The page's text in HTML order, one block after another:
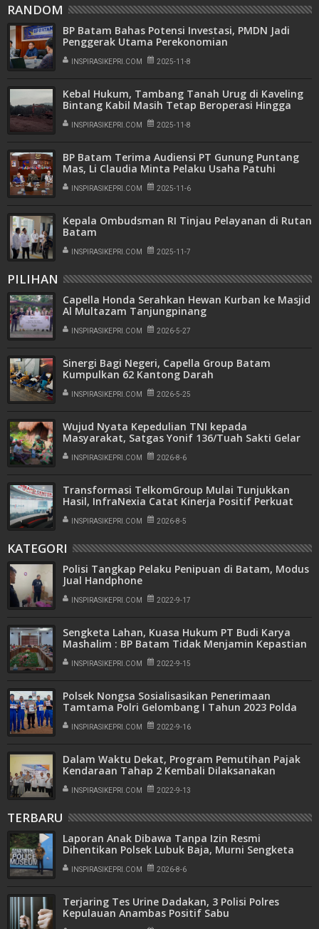
RANDOM
BP Batam Bahas Potensi Investasi, PMDN Jadi
Penggerak Utama Perekonomian
INSPIRASIKEPRI.COM 2025-11-8
Kebal Hukum, Tambang Tanah Urug di Kaveling
Bintang Kabil Masih Tetap Beroperasi Hingga
Kini
INSPIRASIKEPRI.COM 2025-11-8
BP Batam Terima Audiensi PT Gunung Puntang
Mas, Li Claudia Minta Pelaku Usaha Patuhi
Regulasi Investasi
INSPIRASIKEPRI.COM 2025-11-6
Kepala Ombudsman RI Tinjau Pelayanan di Rutan
Batam
INSPIRASIKEPRI.COM 2025-11-7
PILIHAN
Capella Honda Serahkan Hewan Kurban ke Masjid
Al Multazam Tanjungpinang
INSPIRASIKEPRI.COM 2026-5-27
Sinergi Bagi Negeri, Capella Group Batam
Kumpulkan 62 Kantong Darah
INSPIRASIKEPRI.COM 2026-5-25
Wujud Nyata Kepedulian TNI kepada
Masyarakat, Satgas Yonif 136/Tuah Sakti Gelar
Pengobatan Keliling di Kampung Kalome
INSPIRASIKEPRI.COM 2026-8-6
Transformasi TelkomGroup Mulai Tunjukkan
Hasil, InfraNexia Catat Kinerja Positif Perkuat
Infrastruktur Digital Nasional
INSPIRASIKEPRI.COM 2026-8-5
KATEGORI
Polisi Tangkap Pelaku Penipuan di Batam, Modus
Jual Handphone
INSPIRASIKEPRI.COM 2022-9-17
Sengketa Lahan, Kuasa Hukum PT Budi Karya
Mashalim : BP Batam Tidak Menjamin Kepastian
Kenyamanan Investor
INSPIRASIKEPRI.COM 2022-9-15
Polsek Nongsa Sosialisasikan Penerimaan
Tamtama Polri Gelombang I Tahun 2023 Polda
Kepri Kepada Masyarakat
INSPIRASIKEPRI.COM 2022-9-16
Dalam Waktu Dekat, Program Pemutihan Pajak
Kendaraan Tahap 2 Kembali Dilaksanakan
INSPIRASIKEPRI.COM 2022-9-13
TERBARU
Laporan Anak Dibawa Tanpa Izin Resmi
Dihentikan Polsek Lubuk Baja, Murni Sengketa
Hak Asuh
INSPIRASIKEPRI.COM 2026-8-6
Terjaring Tes Urine Dadakan, 3 Polisi Polres
Kepulauan Anambas Positif Sabu